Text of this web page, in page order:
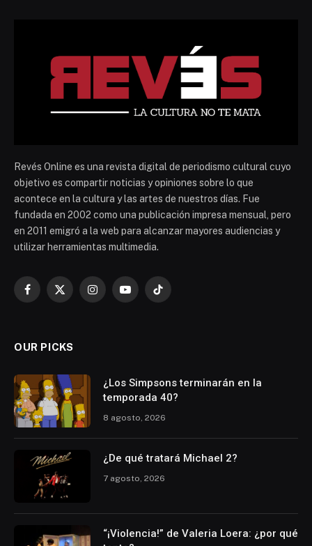
Revés Online es una revista digital de periodismo cultural cuyo
objetivo es compartir noticias y opiniones sobre lo que
acontece en la cultura y las artes de nuestros días. Fue
fundada en 2002 como una publicación impresa mensual, pero
en 2011 emigró a la web para alcanzar mayores audiencias y
utilizar herramientas multimedia.
Facebook
X
InstagramYouTubeTikTok
OUR PICKS
¿Los Simpsons terminarán en la
temporada 40?
8 agosto, 2026
¿De qué tratará Michael 2?
7 agosto, 2026
“¡Violencia!” de Valeria Loera: ¿por qué